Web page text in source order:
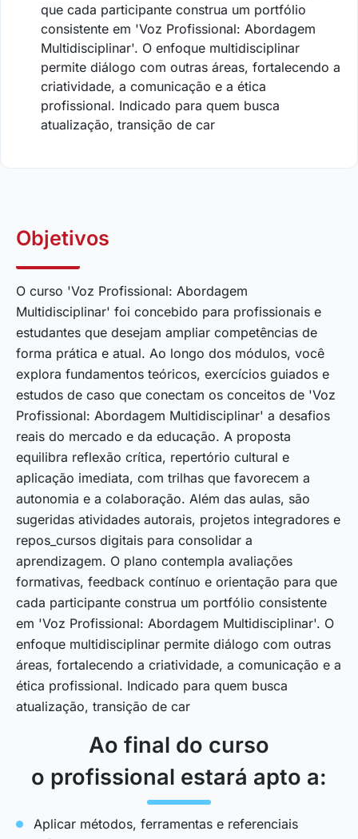
que cada participante construa um portfólio
consistente em 'Voz Profissional: Abordagem
Multidisciplinar'. O enfoque multidisciplinar
permite diálogo com outras áreas, fortalecendo a
criatividade, a comunicação e a ética
profissional. Indicado para quem busca
atualização, transição de car
Objetivos
O curso 'Voz Profissional: Abordagem
Multidisciplinar' foi concebido para profissionais e
estudantes que desejam ampliar competências de
forma prática e atual. Ao longo dos módulos, você
explora fundamentos teóricos, exercícios guiados e
estudos de caso que conectam os conceitos de 'Voz
Profissional: Abordagem Multidisciplinar' a desafios
reais do mercado e da educação. A proposta
equilibra reflexão crítica, repertório cultural e
aplicação imediata, com trilhas que favorecem a
autonomia e a colaboração. Além das aulas, são
sugeridas atividades autorais, projetos integradores e
repos_cursos digitais para consolidar a
aprendizagem. O plano contempla avaliações
formativas, feedback contínuo e orientação para que
cada participante construa um portfólio consistente
em 'Voz Profissional: Abordagem Multidisciplinar'. O
enfoque multidisciplinar permite diálogo com outras
áreas, fortalecendo a criatividade, a comunicação e a
ética profissional. Indicado para quem busca
atualização, transição de car
Ao final do curso
o profissional estará apto a:
Aplicar métodos, ferramentas e referenciais